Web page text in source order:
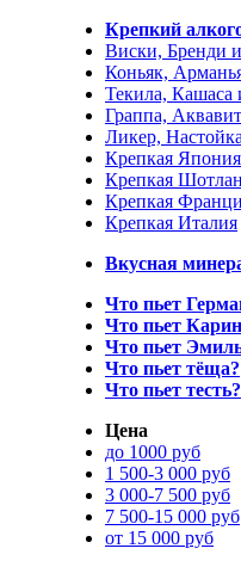
Крепкий
Виски, Бренди
Коньяк,
Текила,
Граппа,
Ликер,
Крепкая Япония
Крепкая
Крепкая
Крепкая Италия
Вкусная
Что пьет
Что пьет
Что пьет
Что пьет тёща?
Что пьет тесть?
Цена
до 1000 руб
1 500-3 000 руб
3 000-7 500 руб
7 500-15 000 руб
от 15 000 руб